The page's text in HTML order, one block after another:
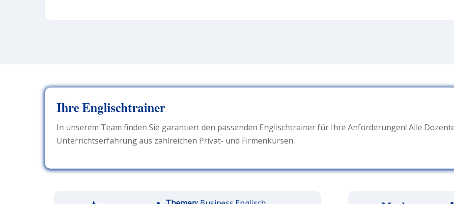
Ihre Englischtrainer
In unserem Team finden Sie garantiert den passenden Englischtrainer für Ihre Anforderungen! Alle
Unterrichtserfahrung aus zahlreichen Privat- und Firmenkursen.